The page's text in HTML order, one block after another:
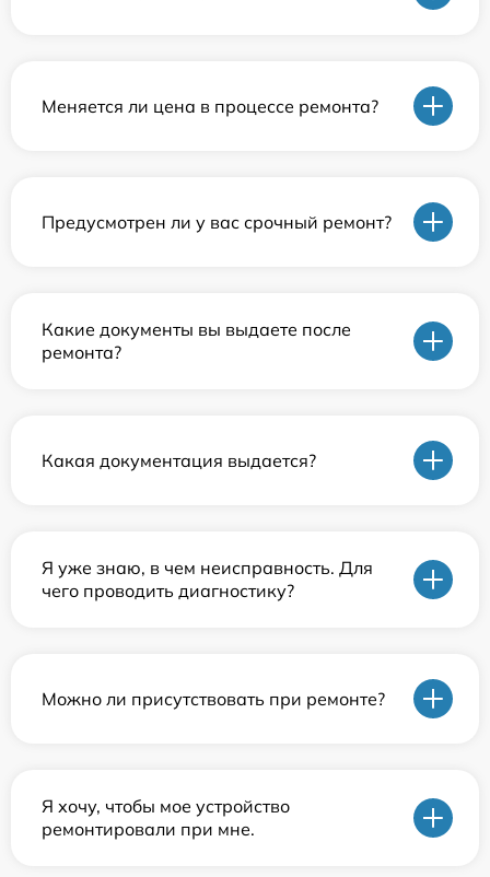
Меняется ли цена в процессе ремонта?
Предусмотрен ли у вас срочный ремонт?
Какие документы вы выдаете после
ремонта?
Какая документация выдается?
Я уже знаю, в чем неисправность. Для
чего проводить диагностику?
Можно ли присутствовать при ремонте?
Я хочу, чтобы мое устройство
ремонтировали при мне.